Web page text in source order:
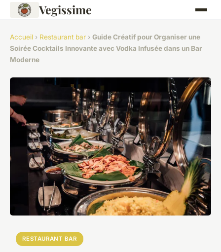
Vegissime
Accueil › Restaurant bar › Guide Créatif pour Organiser une
Soirée Cocktails Innovante avec Vodka Infusée dans un Bar
Moderne
RESTAURANT BAR